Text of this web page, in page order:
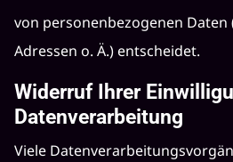
von personenbezogenen Daten
Adressen o. Ä.) entscheidet.
Widerruf Ihrer
Datenverarbeitung
Viele